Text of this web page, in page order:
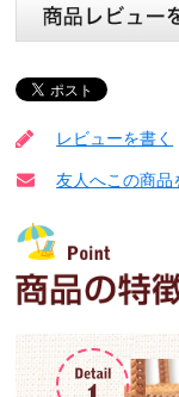
レビューを書く
友人へこの商品